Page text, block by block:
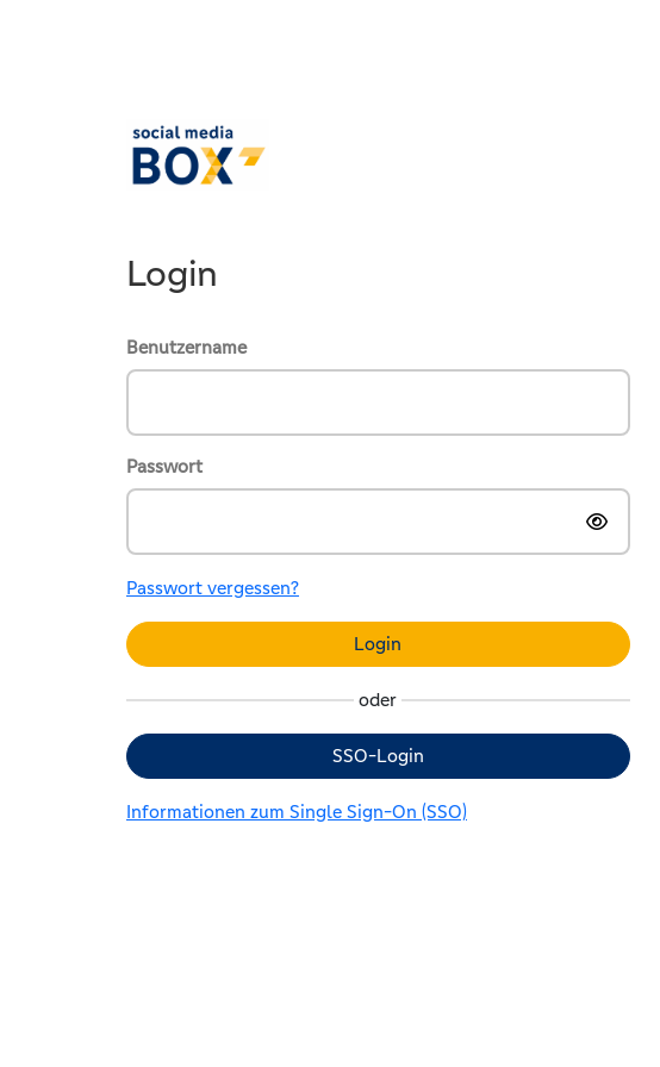
Login
Benutzername
Passwort
Passwort vergessen?
Login
oder
SSO-Login
Informationen zum Single Sign-On (SSO)